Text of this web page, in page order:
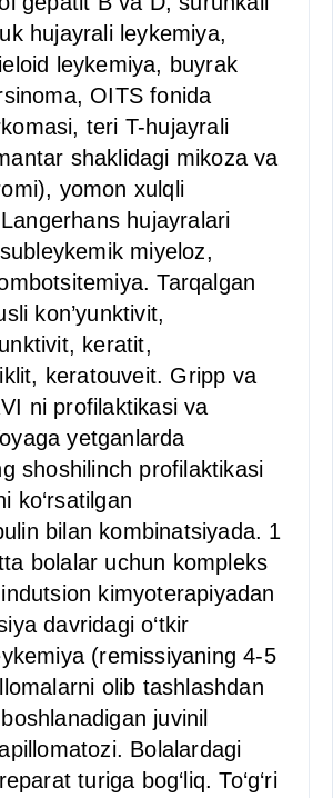
hujayrali leykemiya,
leykemiya, buyrak
OITS fonida
teri T-hujayrali
shaklidagi mikoza va
yomon xulqli
hujayralari
miyeloz,
Tarqalgan
kon’yunktivit,
keratit,
keratouveit. Gripp va
ni profilaktikasi va
yetganlarda
shoshilinch profilaktikasi
ko‘rsatilgan
bilan kombinatsiyada. 1
bolalar uchun kompleks
kimyoterapiyadan
davridagi o‘tkir
(remissiyaning 4-5
olib tashlashdan
juvinil
Bolalardagi
turiga bog‘liq. To‘g‘ri